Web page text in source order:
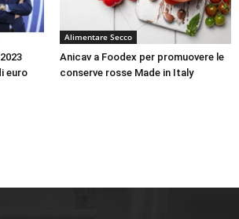
euro
Alimentare Secco
Anicav a Foodex per promuovere le
conserve rosse Made in Italy